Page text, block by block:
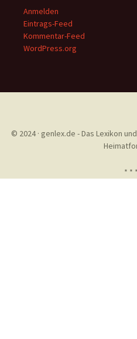
Anmelden
Eintrags-Feed
Kommentar-Feed
WordPress.org
© 2024 · genlex.de - Das Lexikon
* * *